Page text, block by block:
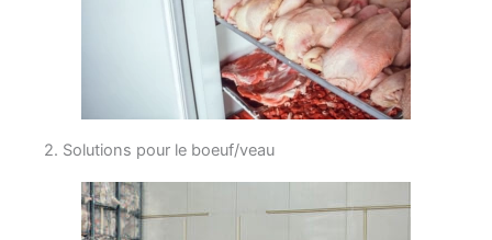
2. Solutions pour le boeuf/veau